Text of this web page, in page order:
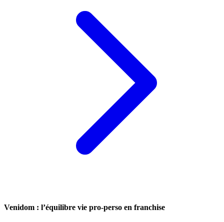
Venidom : l’équilibre vie pro-perso en franchise